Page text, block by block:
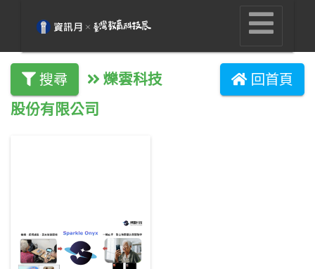
搜尋
爍雲科技
股份有限公司
回首頁